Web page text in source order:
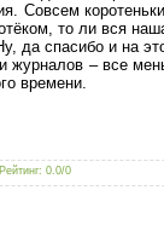
Совсем
то ли вся
да спасибо и на
журналов – все
времени.
Рейтинг: 0.0/0